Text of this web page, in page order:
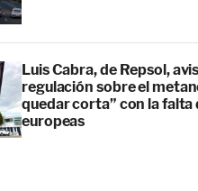
Luis Cabra, de Repsol,
regulación sobre el
quedar corta” con la
europeas